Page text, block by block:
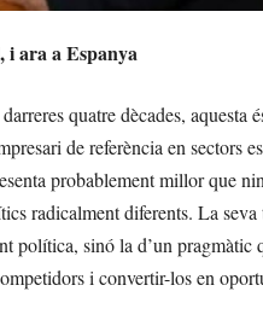
i ara a Espanya
quatre dècades, aquesta
de referència en sectors
probablement millor que
radicalment diferents. La
política, sinó la d’un pragmàtic
i convertir-los en